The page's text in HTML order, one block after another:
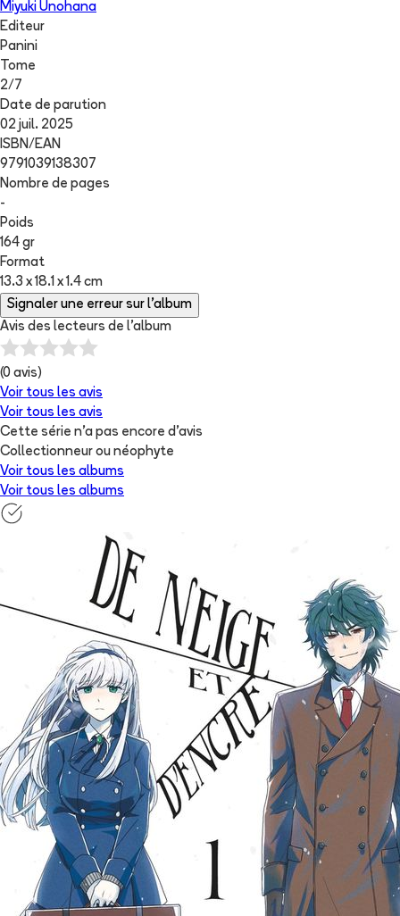
Miyuki Unohana
Editeur
Panini
Tome
2/ 7
Date de parution
02 juil. 2025
ISBN/EAN
9791039138307
Nombre de pages
-
Poids
164 gr
Format
13.3 x 18.1 x 1.4 cm
Signaler une erreur sur l'album
Avis des lecteurs de l'album
(0 avis)
Voir tous les avis
Voir tous les avis
Cette série n'a pas encore d'avis
Collectionneur ou néophyte
Voir tous les albums
Voir tous les albums